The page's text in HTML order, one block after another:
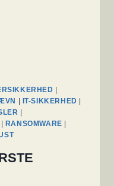
IT-SIKKERHED
RANSOMWARE